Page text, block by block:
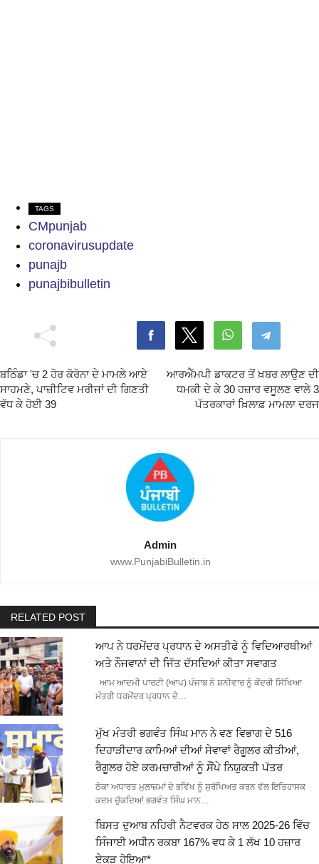
TAGS
CMpunjab
coronavirusupdate
punajb
punajbibulletin
ਬਠਿੰਡਾ 'ਚ 2 ਹੋਰ ਕੋਰੋਨਾ ਦੇ ਮਾਮਲੇ ਆਏ
ਸਾਹਮਣੇ, ਪਾਜ਼ੀਟਿਵ ਮਰੀਜਾਂ ਦੀ ਗਿਣਤੀ
ਵੱਧ ਕੇ ਹੋਈ 39
ਆਰਐੱਮਪੀ ਡਾਕਟਰ ਤੋਂ ਖ਼ਬਰ ਲਾਉਣ ਦੀ
ਧਮਕੀ ਦੇ ਕੇ 30 ਹਜ਼ਾਰ ਵਸੂਲਣ ਵਾਲੇ 3
ਪੱਤਰਕਾਰਾਂ ਖ਼ਿਲਾਫ਼ ਮਾਮਲਾ ਦਰਜ
Admin
www.PunjabiBulletin.in
RELATED POST
ਆਪ ਨੇ ਧਰਮੇਂਦਰ ਪ੍ਰਧਾਨ ਦੇ ਅਸਤੀਫੇ ਨੂੰ ਵਿਦਿਆਰਥੀਆਂ
ਅਤੇ ਨੌਜਵਾਨਾਂ ਦੀ ਜਿੱਤ ਦੱਸਦਿਆਂ ਕੀਤਾ ਸਵਾਗਤ
ਆਮ ਆਦਮੀ ਪਾਰਟੀ (ਆਪ) ਪੰਜਾਬ ਨੇ ਸ਼ਨੀਵਾਰ ਨੂੰ ਕੇਂਦਰੀ ਸਿੱਖਿਆ
ਮੰਤਰੀ ਧਰਮੇਂਦਰ ਪ੍ਰਧਾਨ ਦੇ…
ਮੁੱਖ ਮੰਤਰੀ ਭਗਵੰਤ ਸਿੰਘ ਮਾਨ ਨੇ ਵਣ ਵਿਭਾਗ ਦੇ 516
ਦਿਹਾੜੀਦਾਰ ਕਾਮਿਆਂ ਦੀਆਂ ਸੇਵਾਵਾਂ ਰੈਗੂਲਰ ਕੀਤੀਆਂ,
ਰੈਗੂਲਰ ਹੋਏ ਕਰਮਚਾਰੀਆਂ ਨੂੰ ਸੌਂਪੇ ਨਿਯੁਕਤੀ ਪੱਤਰ
ਠੇਕਾ ਅਧਾਰਤ ਮੁਲਾਜ਼ਮਾਂ ਦੇ ਭਵਿੱਖ ਨੂੰ ਸੁਰੱਖਿਅਤ ਕਰਨ ਵੱਲ ਇਤਿਹਾਸਕ
ਕਦਮ ਚੁੱਕਦਿਆਂ ਭਗਵੰਤ ਸਿੰਘ ਮਾਨ…
ਬਿਸਤ ਦੁਆਬ ਨਹਿਰੀ ਨੈਟਵਰਕ ਹੇਠ ਸਾਲ 2025-26 ਵਿੱਚ
ਸਿੰਜਾਈ ਅਧੀਨ ਰਕਬਾ 167% ਵਧ ਕੇ 1 ਲੱਖ 10 ਹਜ਼ਾਰ
ਏਕੜ ਹੋਇਆ*